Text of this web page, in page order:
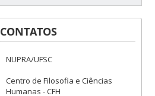
CONTATOS
NUPRA/UFSC
Centro de Filosofia e Ciências
Humanas - CFH